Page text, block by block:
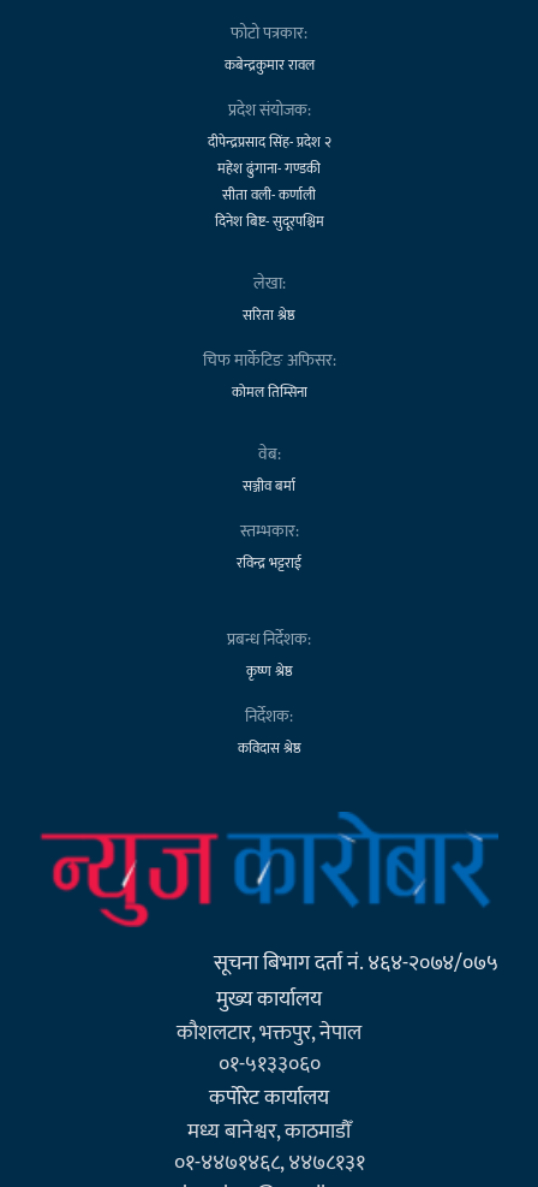
फोटो पत्रकार:
कबेन्द्रकुमार रावल
प्रदेश संयोजक:
दीपेन्द्रप्रसाद सिंह- प्रदेश २
महेश ढुंगाना- गण्डकी
सीता वली- कर्णाली
दिनेश बिष्ट- सुदूरपश्चिम
लेखा:
सरिता श्रेष्ठ
चिफ मार्केटिङ अफिसर:
कोमल तिम्सिना
वेब:
सञ्जीव बर्मा
स्तम्भकार:
रविन्द्र भट्टराई
प्रबन्ध निर्देशक:
कृष्ण श्रेष्ठ
निर्देशक:
कविदास श्रेष्ठ
सूचना बिभाग दर्ता नं. ४६४-२०७४/०७५
मुख्य कार्यालय
कौशलटार, भक्तपुर, नेपाल
०१-५१३३०६०
कर्पाेरेट कार्यालय
मध्य बानेश्वर, काठमाडौँ
०१-४४७१४६८, ४४७८१३१